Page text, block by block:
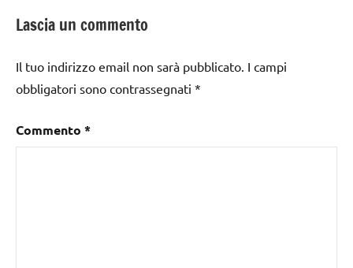
Lascia un commento
Il tuo indirizzo email non sarà pubblicato. I campi
obbligatori sono contrassegnati *
Commento *